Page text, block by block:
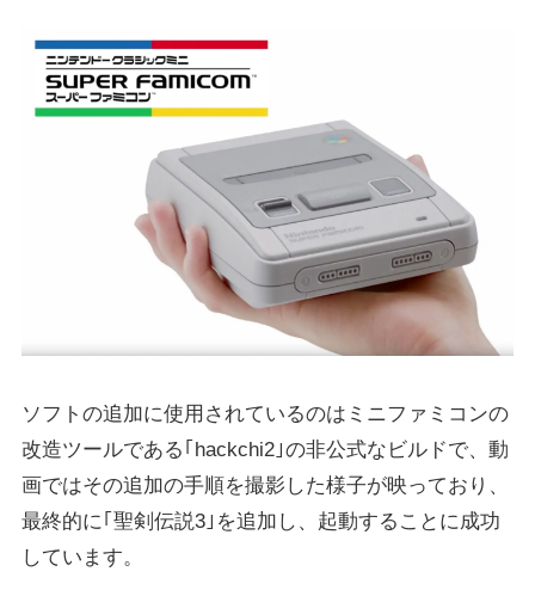
ソフトの追加に使用されているのはミニファミコンの
改造ツールである｢hackchi2｣の非公式なビルドで、動
画ではその追加の手順を撮影した様子が映っており、
最終的に｢聖剣伝説3｣を追加し、起動することに成功
しています。